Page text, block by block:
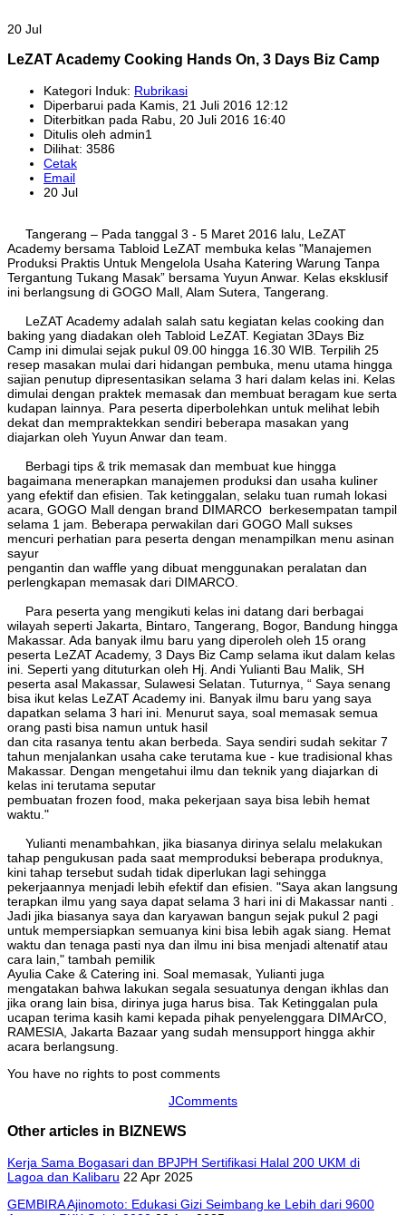
20 Jul
LeZAT Academy Cooking Hands On, 3 Days Biz Camp
Kategori Induk: Rubrikasi
Diperbarui pada Kamis, 21 Juli 2016 12:12
Diterbitkan pada Rabu, 20 Juli 2016 16:40
Ditulis oleh admin1
Dilihat: 3586
Cetak
Email
20 Jul
Tangerang – Pada tanggal 3 - 5 Maret 2016 lalu, LeZAT
Academy bersama Tabloid LeZAT membuka kelas "Manajemen
Produksi Praktis Untuk Mengelola Usaha Katering Warung Tanpa
Tergantung Tukang Masak” bersama Yuyun Anwar. Kelas eksklusif
ini berlangsung di GOGO Mall, Alam Sutera, Tangerang.
LeZAT Academy adalah salah satu kegiatan kelas cooking dan
baking yang diadakan oleh Tabloid LeZAT. Kegiatan 3Days Biz
Camp ini dimulai sejak pukul 09.00 hingga 16.30 WIB. Terpilih 25
resep masakan mulai dari hidangan pembuka, menu utama hingga
sajian penutup dipresentasikan selama 3 hari dalam kelas ini. Kelas
dimulai dengan praktek memasak dan membuat beragam kue serta
kudapan lainnya. Para peserta diperbolehkan untuk melihat lebih
dekat dan mempraktekkan sendiri beberapa masakan yang
diajarkan oleh Yuyun Anwar dan team.
Berbagi tips & trik memasak dan membuat kue hingga
bagaimana menerapkan manajemen produksi dan usaha kuliner
yang efektif dan efisien. Tak ketinggalan, selaku tuan rumah lokasi
acara, GOGO Mall dengan brand DIMARCO berkesempatan tampil
selama 1 jam. Beberapa perwakilan dari GOGO Mall sukses
mencuri perhatian para peserta dengan menampilkan menu asinan
sayur
pengantin dan waffle yang dibuat menggunakan peralatan dan
perlengkapan memasak dari DIMARCO.
Para peserta yang mengikuti kelas ini datang dari berbagai
wilayah seperti Jakarta, Bintaro, Tangerang, Bogor, Bandung hingga
Makassar. Ada banyak ilmu baru yang diperoleh oleh 15 orang
peserta LeZAT Academy, 3 Days Biz Camp selama ikut dalam kelas
ini. Seperti yang dituturkan oleh Hj. Andi Yulianti Bau Malik, SH
peserta asal Makassar, Sulawesi Selatan. Tuturnya, “ Saya senang
bisa ikut kelas LeZAT Academy ini. Banyak ilmu baru yang saya
dapatkan selama 3 hari ini. Menurut saya, soal memasak semua
orang pasti bisa namun untuk hasil
dan cita rasanya tentu akan berbeda. Saya sendiri sudah sekitar 7
tahun menjalankan usaha cake terutama kue - kue tradisional khas
Makassar. Dengan mengetahui ilmu dan teknik yang diajarkan di
kelas ini terutama seputar
pembuatan frozen food, maka pekerjaan saya bisa lebih hemat
waktu."
Yulianti menambahkan, jika biasanya dirinya selalu melakukan
tahap pengukusan pada saat memproduksi beberapa produknya,
kini tahap tersebut sudah tidak diperlukan lagi sehingga
pekerjaannya menjadi lebih efektif dan efisien. "Saya akan langsung
terapkan ilmu yang saya dapat selama 3 hari ini di Makassar nanti .
Jadi jika biasanya saya dan karyawan bangun sejak pukul 2 pagi
untuk mempersiapkan semuanya kini bisa lebih agak siang. Hemat
waktu dan tenaga pasti nya dan ilmu ini bisa menjadi altenatif atau
cara lain," tambah pemilik
Ayulia Cake & Catering ini. Soal memasak, Yulianti juga
mengatakan bahwa lakukan segala sesuatunya dengan ikhlas dan
jika orang lain bisa, dirinya juga harus bisa. Tak Ketinggalan pula
ucapan terima kasih kami kepada pihak penyelenggara DIMArCO,
RAMESIA, Jakarta Bazaar yang sudah mensupport hingga akhir
acara berlangsung.
You have no rights to post comments
JComments
Other articles in BIZNEWS
Kerja Sama Bogasari dan BPJPH Sertifikasi Halal 200 UKM di
Lagoa dan Kalibaru 22 Apr 2025
GEMBIRA Ajinomoto: Edukasi Gizi Seimbang ke Lebih dari 9600